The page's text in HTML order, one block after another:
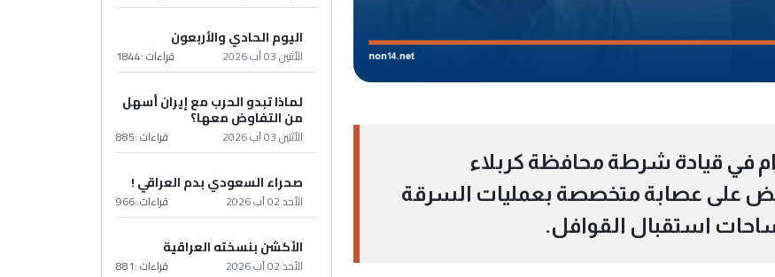
في قيادة شرطة محافظة كربلاء
على عصابة متخصصة بعمليات السرقة
استقبال القوافل.
اليوم الحادي والأربعون
الأثنين 03 آب 2026 قراءات :1844
لماذا تبدو الحرب مع إيران أسهل
من التفاوض معها؟
الأثنين 03 آب 2026 قراءات :885
صحراء السعودي بدم العراقي !
الأحد 02 آب 2026 قراءات :966
الأكشن بنسخته العراقية
الأحد 02 آب 2026 قراءات :881